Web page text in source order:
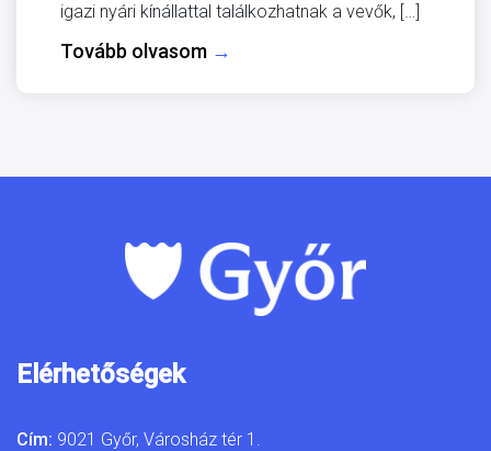
igazi nyári kínállattal találkozhatnak a vevők, […]
Tovább olvasom →
Elérhetőségek
Cím: 9021 Győr, Városház tér 1.